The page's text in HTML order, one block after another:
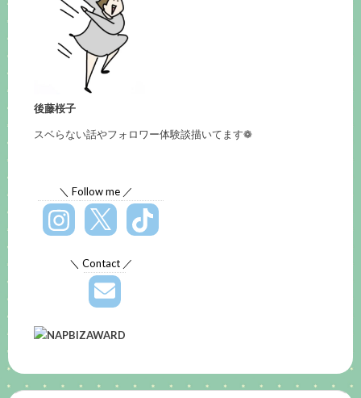
後藤桜子
スベらない話やフォロワー体験談描いてます❁
＼ Follow me ／
＼ Contact ／